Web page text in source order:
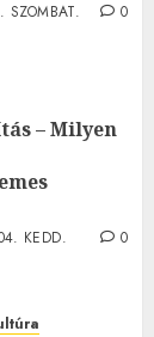
SZOMBAT.
0
– Milyen
KEDD.
0